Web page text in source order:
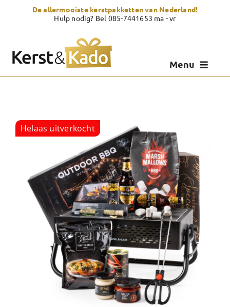
De allermooiste kerstpakketten van Nederland!
Hulp nodig? Bel 085-7441653 ma - vr
Menu
Showroom
Over Kerst & Kado
Helaas uitverkocht